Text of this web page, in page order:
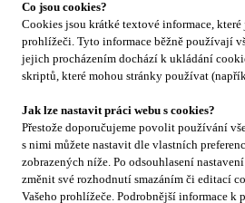
Co jsou cookies?
Cookies jsou krátké textové informace, které
prohlížeči. Tyto informace běžně používají
jejich procházením dochází k ukládání
skriptů, které mohou stránky používat
Jak lze nastavit práci webu s cookies?
Přestože doporučujeme povolit používání
s nimi můžete nastavit dle vlastních
zobrazených níže. Po odsouhlasení
změnit své rozhodnutí smazáním či editací
Vašeho prohlížeče. Podrobnější informace k